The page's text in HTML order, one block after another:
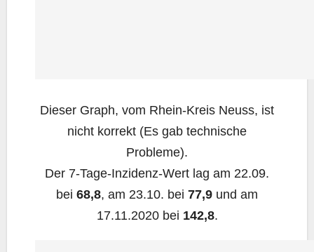
Die­ser Graph, vom Rhein-Kreis Neuss, ist
nicht kor­rekt (Es gab tech­ni­sche
Probleme).
Der 7‑Ta­ge-Inzi­denz-Wert lag am 22.09.
bei 68,8, am 23.10. bei 77,9 und am
17.11.2020 bei 142,8.